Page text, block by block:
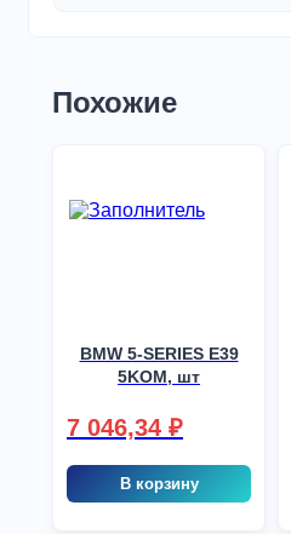
Похожие
BMW 5-SERIES E39
5KOM, шт
7 046,34 ₽
В корзину